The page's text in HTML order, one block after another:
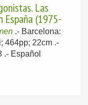
Las
(1975-
.- Barcelona:
464pp; 22cm .-
.- Español